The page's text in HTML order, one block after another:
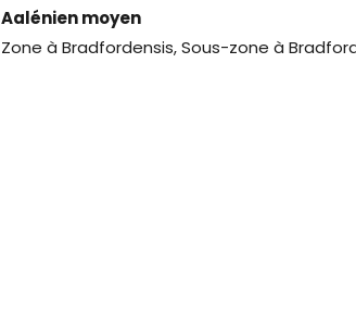
Aalénien moyen
Zone à Bradfordensis, Sous-zone à